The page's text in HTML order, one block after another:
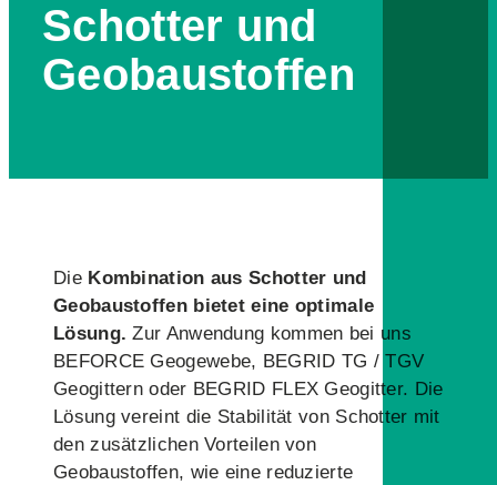
Schotter und
Geobaustoffen
Die Kombination aus Schotter und
Geobaustoffen bietet eine optimale
Lösung. Zur Anwendung kommen bei uns
BEFORCE Geogewebe, BEGRID TG / TGV
Geogittern oder BEGRID FLEX Geogitter. Die
Lösung vereint die Stabilität von Schotter mit
den zusätzlichen Vorteilen von
Geobaustoffen, wie eine reduzierte